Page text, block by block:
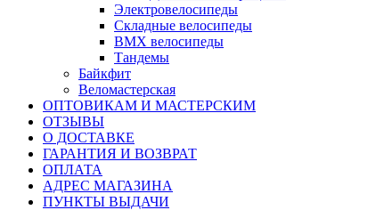
Электровелосипеды
Складные велосипеды
BMX велосипеды
Тандемы
Байкфит
Веломастерская
ОПТОВИКАМ И МАСТЕРСКИМ
ОТЗЫВЫ
О ДОСТАВКЕ
ГАРАНТИЯ И ВОЗВРАТ
ОПЛАТА
АДРЕС МАГАЗИНА
ПУНКТЫ ВЫДАЧИ